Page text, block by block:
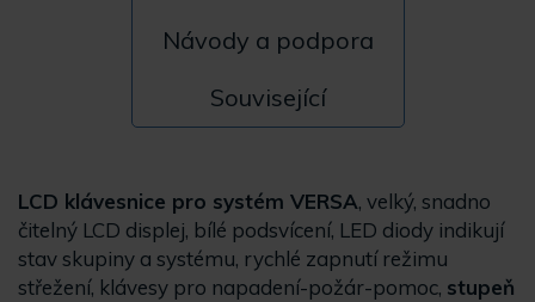
Návody a podpora
Související
LCD klávesnice pro systém VERSA, velký, snadno
čitelný LCD displej, bílé podsvícení, LED diody indikují
stav skupiny a systému, rychlé zapnutí režimu
střežení, klávesy pro napadení-požár-pomoc, stupeň